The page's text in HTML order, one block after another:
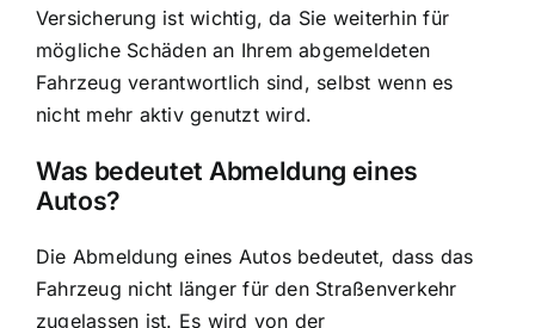
Versicherung ist wichtig, da Sie weiterhin für
mögliche Schäden an Ihrem abgemeldeten
Fahrzeug verantwortlich sind, selbst wenn es
nicht mehr aktiv genutzt wird.
Was bedeutet Abmeldung eines
Autos?
Die Abmeldung eines Autos bedeutet, dass das
Fahrzeug nicht länger für den Straßenverkehr
zugelassen ist. Es wird von der